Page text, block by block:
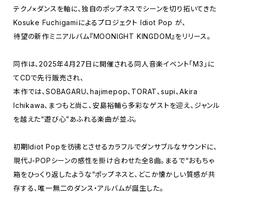
テクノ×ダンスを軸に、独自のポップネスでシーンを切り拓いてきた
Kosuke Fuchigamiによるプロジェクト Idiot Pop が、
待望の新作ミニアルバム『MOONIGHT KINGDOM』をリリース。
同作は、2025年4月27日に開催される同人音楽イベント「M3」に
てCDで先行販売され、
本作では、SOBAGARU、hajimepop、TORAT、supi、Akira
Ichikawa、まつもと尚こ、安島裕輔ら多彩なゲストを迎え、ジャンル
を越えた“遊び心”あふれる楽曲が並ぶ。
初期Idiot Popを彷彿とさせるカラフルでダンサブルなサウンドに、
現代J-POPシーンの感性を掛け合わせた全8曲。まるで“おもちゃ
箱をひっくり返したような”ポップネスと、どこか懐かしい質感が共
存する、唯一無二のダンス・アルバムが誕生した。